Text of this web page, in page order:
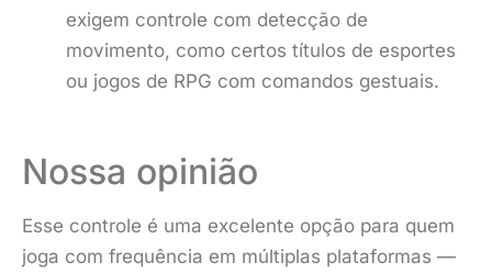
exigem controle com detecção de
movimento, como certos títulos de esportes
ou jogos de RPG com comandos gestuais.
Nossa opinião
Esse controle é uma excelente opção para quem
joga com frequência em múltiplas plataformas —